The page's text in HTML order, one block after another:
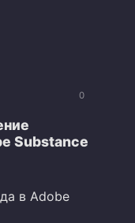
0
Substance
в Adobe